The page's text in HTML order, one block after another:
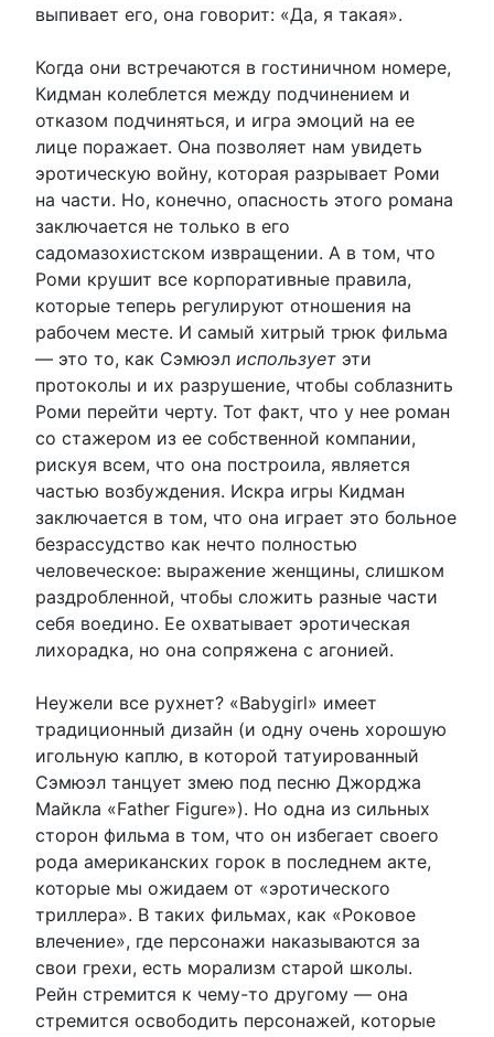
выпивает его, она говорит: «Да, я такая».
Когда они встречаются в гостиничном номере,
Кидман колеблется между подчинением и
отказом подчиняться, и игра эмоций на ее
лице поражает. Она позволяет нам увидеть
эротическую войну, которая разрывает Роми
на части. Но, конечно, опасность этого романа
заключается не только в его
садомазохистском извращении. А в том, что
Роми крушит все корпоративные правила,
которые теперь регулируют отношения на
рабочем месте. И самый хитрый трюк фильма
— это то, как Сэмюэл использует эти
протоколы и их разрушение, чтобы соблазнить
Роми перейти черту. Тот факт, что у нее роман
со стажером из ее собственной компании,
рискуя всем, что она построила, является
частью возбуждения. Искра игры Кидман
заключается в том, что она играет это больное
безрассудство как нечто полностью
человеческое: выражение женщины, слишком
раздробленной, чтобы сложить разные части
себя воедино. Ее охватывает эротическая
лихорадка, но она сопряжена с агонией.
Неужели все рухнет? «Babygirl» имеет
традиционный дизайн (и одну очень хорошую
игольную каплю, в которой татуированный
Сэмюэл танцует змею под песню Джорджа
Майкла «Father Figure»). Но одна из сильных
сторон фильма в том, что он избегает своего
рода американских горок в последнем акте,
которые мы ожидаем от «эротического
триллера». В таких фильмах, как «Роковое
влечение», где персонажи наказываются за
свои грехи, есть морализм старой школы.
Рейн стремится к чему-то другому — она
стремится освободить персонажей, которые